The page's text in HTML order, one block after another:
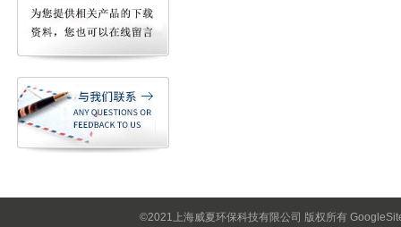
©2021上海威夏环保科技有限公司 版权所有